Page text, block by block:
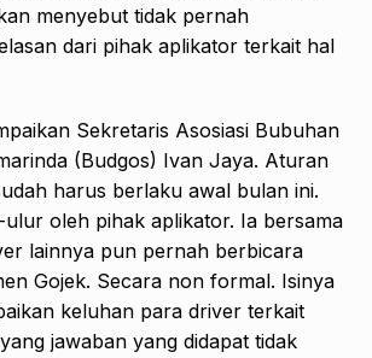
menyebut tidak pernah
dari pihak aplikator terkait hal
Sekretaris Asosiasi Bubuhan
(Budgos) Ivan Jaya. Aturan
harus berlaku awal bulan ini.
oleh pihak aplikator. Ia bersama
lainnya pun pernah berbicara
Gojek. Secara non formal. Isinya
keluhan para driver terkait
jawaban yang didapat tidak